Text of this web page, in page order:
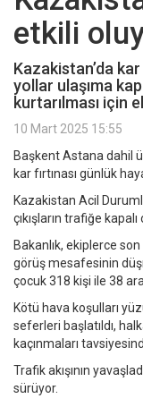
etkili
Kazakistan’da
yollar ulaşıma
kurtarılması için
10 Mart 2025 15:55
Başkent Astana dahil
kar fırtınası günlük
Kazakistan Acil
çıkışların trafiğe
Bakanlık, ekiplerce
görüş mesafesinin
çocuk 318 kişi ile 38
Kötü hava koşulları
seferleri başlatıldı,
kaçınmaları
Trafik akışının
sürüyor.